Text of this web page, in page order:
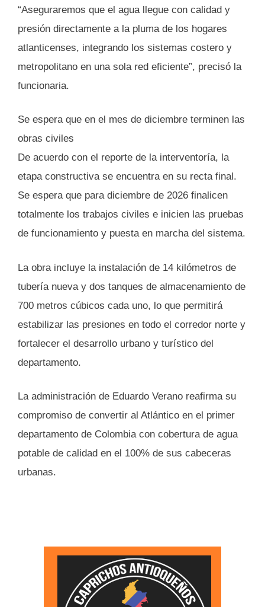
“Aseguraremos que el agua llegue con calidad y
presión directamente a la pluma de los hogares
atlanticenses, integrando los sistemas costero y
metropolitano en una sola red eficiente”, precisó la
funcionaria.
Se espera que en el mes de diciembre terminen las
obras civiles
De acuerdo con el reporte de la interventoría, la
etapa constructiva se encuentra en su recta final.
Se espera que para diciembre de 2026 finalicen
totalmente los trabajos civiles e inicien las pruebas
de funcionamiento y puesta en marcha del sistema.
La obra incluye la instalación de 14 kilómetros de
tubería nueva y dos tanques de almacenamiento de
700 metros cúbicos cada uno, lo que permitirá
estabilizar las presiones en todo el corredor norte y
fortalecer el desarrollo urbano y turístico del
departamento.
La administración de Eduardo Verano reafirma su
compromiso de convertir al Atlántico en el primer
departamento de Colombia con cobertura de agua
potable de calidad en el 100% de sus cabeceras
urbanas.